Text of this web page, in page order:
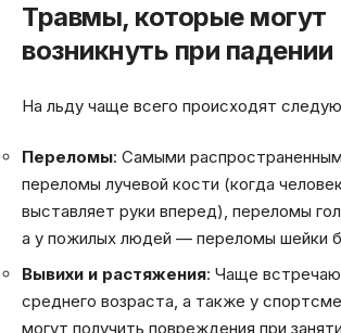
Травмы, которые могут
возникнуть при падении
На льду чаще всего происходят
Переломы: Самыми
переломы лучевой кости (когда
выставляет руки вперед), переломы
а у пожилых людей — переломы шейки
Вывихи и растяжения: Чаще
среднего возраста, а также у
могут получить повреждения при